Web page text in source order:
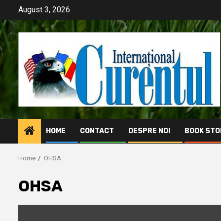
content
August 3, 2026
HOME CONTACT DESPRE NOI BOOK
Home OHSA
OHSA